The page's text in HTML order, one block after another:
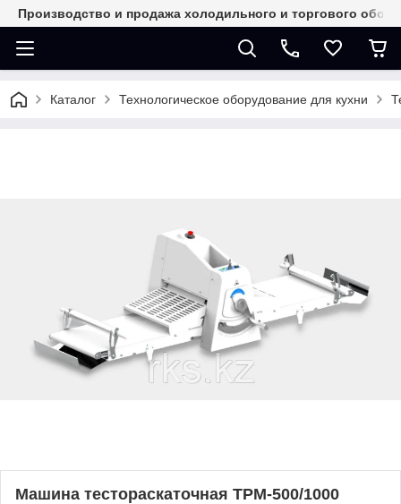
Производство и продажа холодильного и торгового
Каталог Технологическое оборудование для кухни
Машина тестораскаточная ТРМ-500/1000